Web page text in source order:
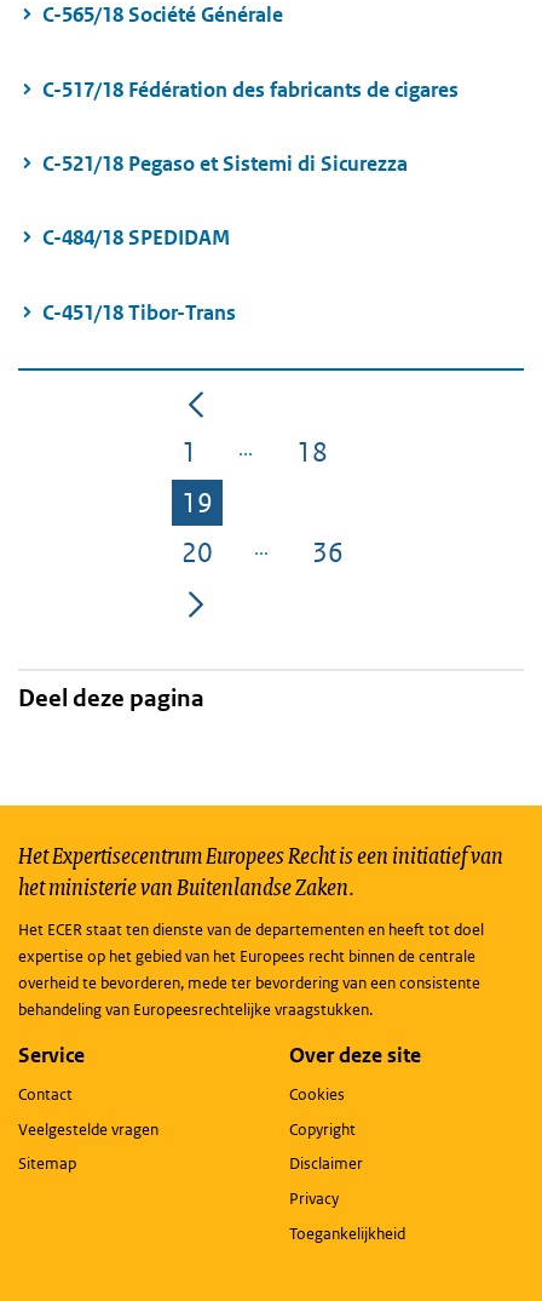
C-565/18 Société Générale
C-517/18 Fédération des fabricants de cigares
C-521/18 Pegaso et Sistemi di Sicurezza
C-484/18 SPEDIDAM
C-451/18 Tibor-Trans
Pagina
1 Pagina
18
Pagina
19
Pagina
20 Pagina
36
Deel deze pagina
Het Expertisecentrum Europees Recht is een initiatief van
het ministerie van Buitenlandse Zaken.
Het ECER staat ten dienste van de departementen en heeft tot doel
expertise op het gebied van het Europees recht binnen de centrale
overheid te bevorderen, mede ter bevordering van een consistente
behandeling van Europeesrechtelijke vraagstukken.
Service
Contact
Veelgestelde vragen
Sitemap
Over deze site
Cookies
Copyright
Disclaimer
Privacy
Toegankelijkheid